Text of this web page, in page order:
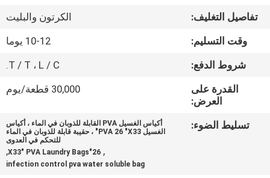
أخبار
اطلب
اقتباس
خريطة
تفاصيل التغليف:
الكرتون والبليت
وقت التسليم:
10-12 يوما
شروط الدفع:
T / T ، L / C.
القدرة على
العرض:
30,000 قطعة/يوم
تسليط الضوء:
أكياس الغسيل PVA القابلة للذوبان في الماء ، أكياس
الغسيل PVA 26 "X33" ، حقيبة قابلة للذوبان في الماء
للتحكم في العدوى
,
26"X33" PVA Laundry Bags
,
infection control pva water soluble bag